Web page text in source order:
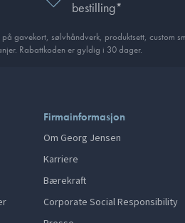
bestilling*
gavekort, sølvhåndverk, produkt­sett, custom
Rabattkoden er gyldig i 30 dager.
Firmainformasjon
Om Georg Jensen
Karriere
Bærekraft
Corporate Social Responsibility